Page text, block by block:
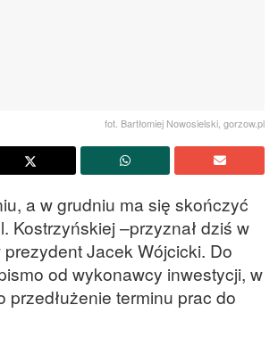
fot. Bartłomiej Nowosielski, gorzow.pl
a w grudniu ma się skończyć
Kostrzyńskiej –przyznał dziś w
Jacek Wójcicki. Do
od wykonawcy inwestycji, w
przedłużenie terminu prac do